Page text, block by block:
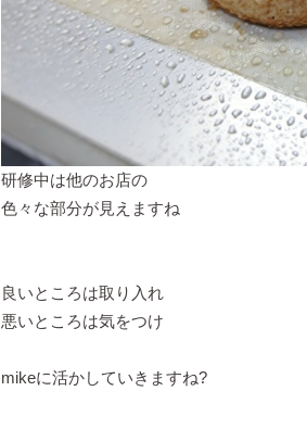
研修中は他のお店の
色々な部分が見えますね
良いところは取り入れ
悪いところは気をつけ
mikeに活かしていきますね?